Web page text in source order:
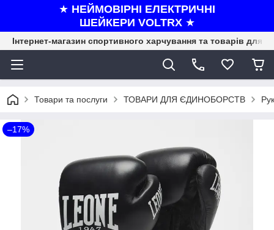
★ НЕЙМОВІРНІ ЕЛЕКТРИЧНІ
ШЕЙКЕРИ VOLTRX ★
Інтернет-магазин спортивного харчування та товарів для
Товари та послуги ТОВАРИ ДЛЯ ЄДИНОБОРСТВ
–17%